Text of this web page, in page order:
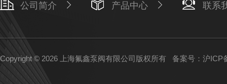
公司简介 产品中心 联系
Copyright © 2026 上海氟鑫泵阀有限公司版权所有 备案号：沪ICP